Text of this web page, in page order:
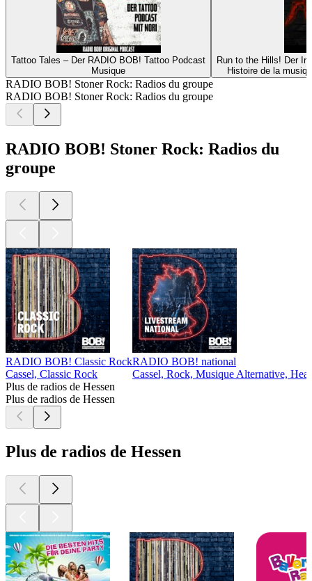
Tattoo Tales – Der RADIO BOB! Tattoo Podcast
Musique
Run to the Hills! Der
Histoire de la
RADIO BOB! Stoner Rock: Radios du groupe
RADIO BOB! Stoner Rock: Radios du groupe
RADIO BOB! Stoner Rock: Radios du
groupe
RADIO BOB! Classic Rock
Cassel, Classic Rock
RADIO BOB! national
Cassel, Rock, Musique Alternative,
Plus de radios de Hessen
Plus de radios de Hessen
Plus de radios de Hessen